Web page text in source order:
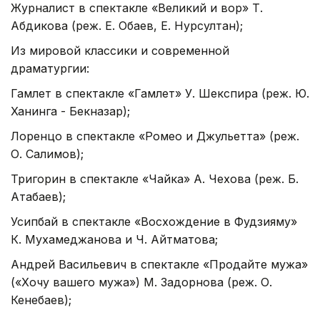
Журналист в спектакле «Великий и вор» Т.
Абдикова (реж. Е. Обаев, Е. Нурсултан);
Из мировой классики и современной
драматургии:
Гамлет в спектакле «Гамлет» У. Шекспира (реж. Ю.
Ханинга - Бекназар);
Лоренцо в спектакле «Ромео и Джульетта» (реж.
О. Салимов);
Тригорин в спектакле «Чайка» А. Чехова (реж. Б.
Атабаев);
Усипбай в спектакле «Восхождение в Фудзияму»
К. Мухамеджанова и Ч. Айтматова;
Андрей Васильевич в спектакле «Продайте мужа»
(«Хочу вашего мужа») М. Задорнова (реж. О.
Кенебаев);